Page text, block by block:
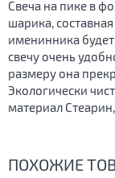
Свеча на пике в
шарика,
именинника
свечу очень
размеру она
Экологически
материал
ПОХОЖИЕ